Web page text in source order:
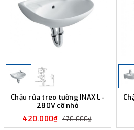
Chậu rửa treo tường INAX L-
280V cỡ nhỏ
420.000₫ 470.000₫